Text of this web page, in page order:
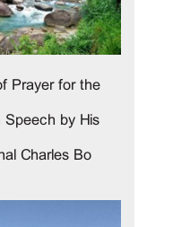
Prayer for the
Speech by His
Charles Bo